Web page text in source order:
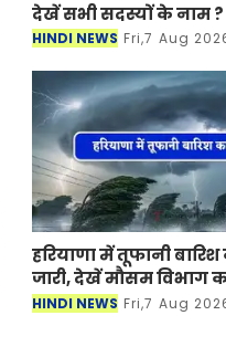
देखें सभी सदस्यों के नाम ?
HINDI NEWS Fri,7 Aug
हरियाणा में तूफानी
जारी, देखें मौसम विभाग
HINDI NEWS Fri,7 Aug